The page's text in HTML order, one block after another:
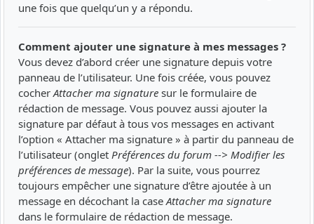
une fois que quelqu’un y a répondu.
Comment ajouter une signature à mes messages ?
Vous devez d’abord créer une signature depuis votre
panneau de l’utilisateur. Une fois créée, vous pouvez
cocher Attacher ma signature sur le formulaire de
rédaction de message. Vous pouvez aussi ajouter la
signature par défaut à tous vos messages en activant
l’option « Attacher ma signature » à partir du panneau de
l’utilisateur (onglet Préférences du forum --> Modifier les
préférences de message). Par la suite, vous pourrez
toujours empêcher une signature d’être ajoutée à un
message en décochant la case Attacher ma signature
dans le formulaire de rédaction de message.